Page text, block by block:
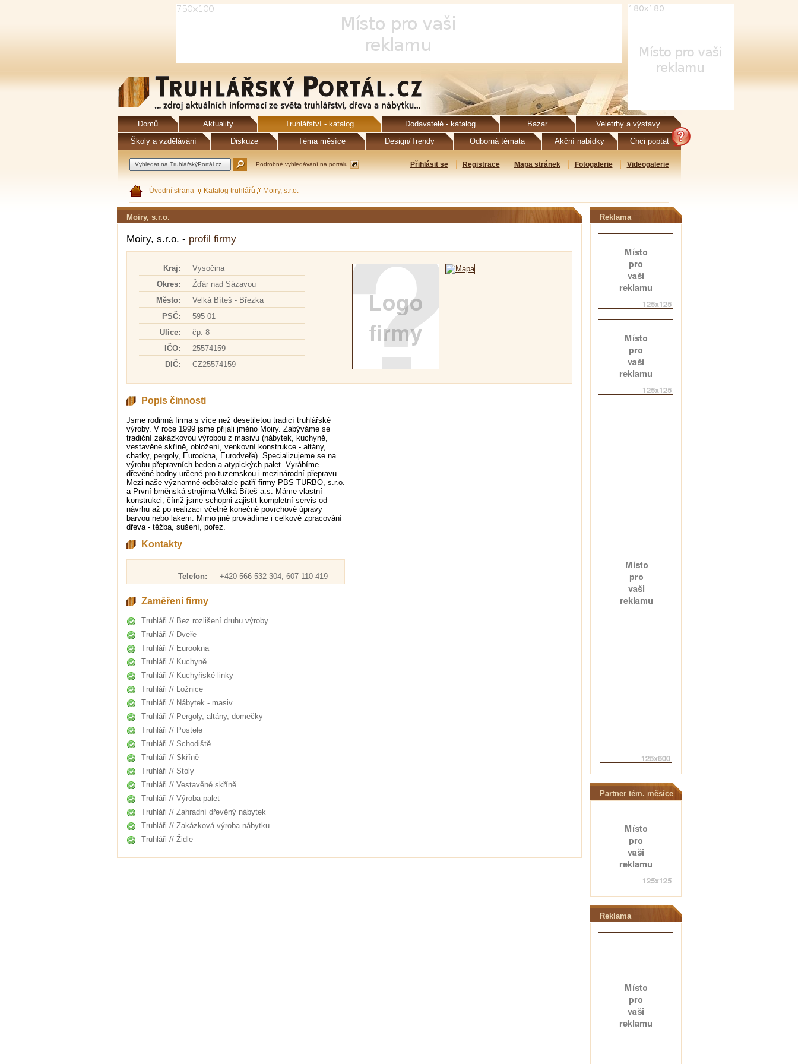
Domů Aktuality Truhlářství - katalog Dodavatelé - katalog Bazar
Veletrhy a výstavy
Školy a vzdělávání
Diskuze Téma měsíce Design/Trendy Odborná témata Akční nabídky Chci poptat
Podrobné vyhledávání na portálu Přihlásit se Registrace Mapa stránek Fotogalerie Videogalerie
Úvodní strana Katalog truhlářů Moiry, s.r.o.
Moiry, s.r.o.
Moiry, s.r.o. - profil firmy
Kraj:
Vysočina
Okres:
Žďár nad Sázavou
Město:
Velká Bíteš - Březka
PSČ:
595 01
Ulice:
čp. 8
IČO:
25574159
DIČ:
CZ25574159
Popis činnosti
Jsme rodinná firma s více než desetiletou tradicí truhlářské
výroby. V roce 1999 jsme přijali jméno Moiry. Zabýváme se
tradiční zakázkovou výrobou z masivu (nábytek, kuchyně,
vestavěné skříně, obložení, venkovní konstrukce - altány,
chatky, pergoly, Eurookna, Eurodveře). Specializujeme se na
výrobu přepravních beden a atypických palet. Vyrábíme
dřevěné bedny určené pro tuzemskou i mezinárodní přepravu.
Mezi naše významné odběratele patří firmy PBS TURBO, s.r.o.
a První brněnská strojírna Velká Bíteš a.s. Máme vlastní
konstrukci, čímž jsme schopni zajistit kompletní servis od
návrhu až po realizaci včetně konečné povrchové úpravy
barvou nebo lakem. Mimo jiné provádíme i celkové zpracování
dřeva - těžba, sušení, pořez.
Kontakty
Telefon: +420 566 532 304, 607 110 419
Zaměření firmy
Truhláři // Bez rozlišení druhu výroby
Truhláři // Dveře
Truhláři // Eurookna
Truhláři // Kuchyně
Truhláři // Kuchyňské linky
Truhláři // Ložnice
Truhláři // Nábytek - masiv
Truhláři // Pergoly, altány, domečky
Truhláři // Postele
Truhláři // Schodiště
Truhláři // Skříně
Truhláři // Stoly
Truhláři // Vestavěné skříně
Truhláři // Výroba palet
Truhláři // Zahradní dřevěný nábytek
Truhláři // Zakázková výroba nábytku
Truhláři // Židle
Reklama
Partner tém. měsíce
Reklama